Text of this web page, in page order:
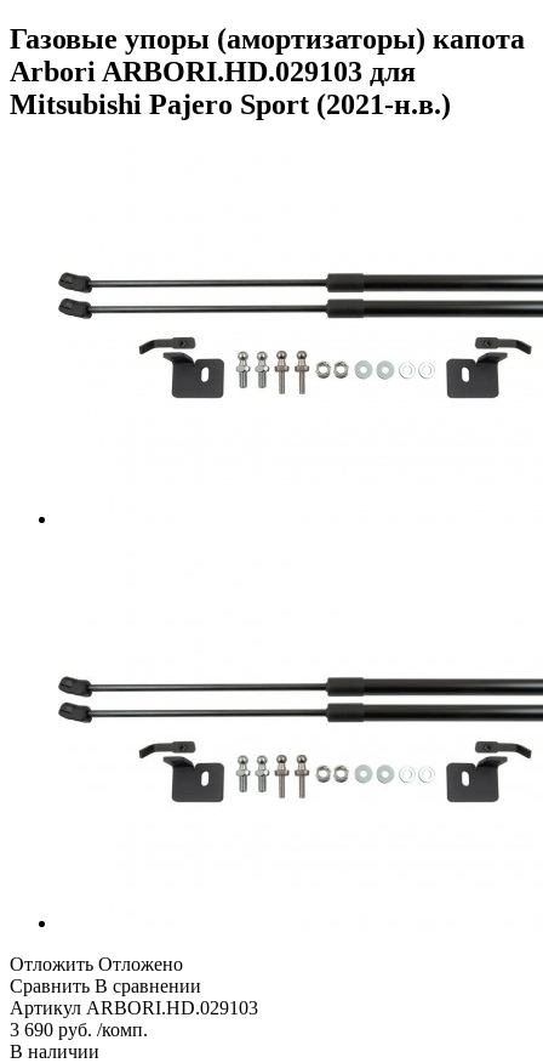
Газовые упоры (амортизаторы) капота
Arbori ARBORI.HD.029103 для
Mitsubishi Pajero Sport (2021-н.в.)
Отложить Отложено
Сравнить В сравнении
Артикул ARBORI.HD.029103
3 690 руб. /комп.
В наличии